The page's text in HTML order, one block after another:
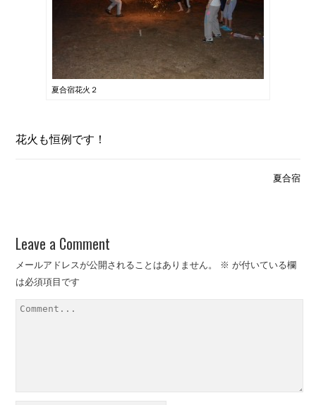
夏合宿花火２
花火も恒例です！
夏合宿
Leave a Comment
メールアドレスが公開されることはありません。 ※ が付いている欄
は必須項目です